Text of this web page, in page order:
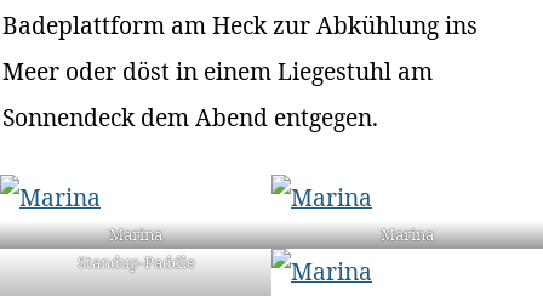
Badeplattform am Heck zur Abkühlung ins
Meer oder döst in einem Liegestuhl am
Sonnendeck dem Abend entgegen.
Marina
Marina
Standup-Paddle